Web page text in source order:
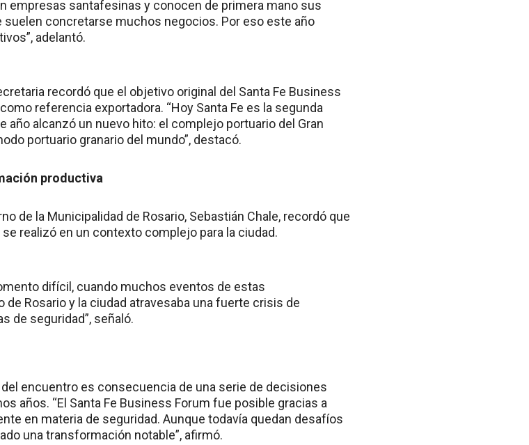
empresas santafesinas y conocen de primera mano sus
concretarse muchos negocios. Por eso este año
adelantó.
recordó que el objetivo original del Santa Fe Business
referencia exportadora. “Hoy Santa Fe es la segunda
año alcanzó un nuevo hito: el complejo portuario del Gran
portuario granario del mundo”, destacó.
productiva
de la Municipalidad de Rosario, Sebastián Chale, recordó que
realizó en un contexto complejo para la ciudad.
difícil, cuando muchos eventos de estas
Rosario y la ciudad atravesaba una fuerte crisis de
de seguridad”, señaló.
encuentro es consecuencia de una serie de decisiones
años. “El Santa Fe Business Forum fue posible gracias a
en materia de seguridad. Aunque todavía quedan desafíos
una transformación notable”, afirmó.